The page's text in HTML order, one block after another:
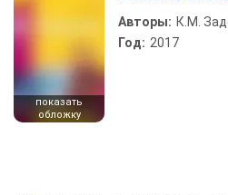
показать
обложку
Авторы: К.М.
Год: 2017